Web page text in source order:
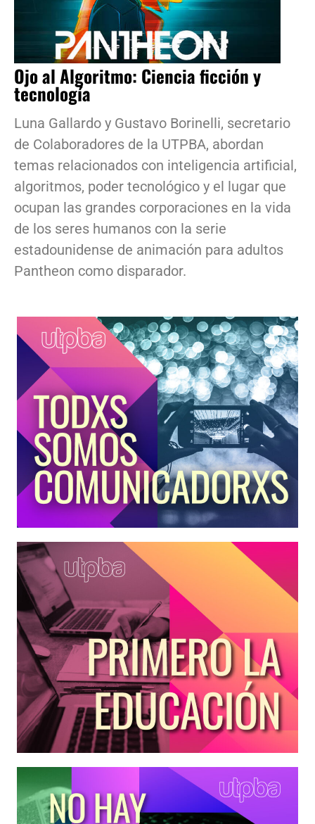
Ojo al Algoritmo: Ciencia ficción y
tecnología
Luna Gallardo y Gustavo Borinelli, secretario
de Colaboradores de la UTPBA, abordan
temas relacionados con inteligencia artificial,
algoritmos, poder tecnológico y el lugar que
ocupan las grandes corporaciones en la vida
de los seres humanos con la serie
estadounidense de animación para adultos
Pantheon como disparador.